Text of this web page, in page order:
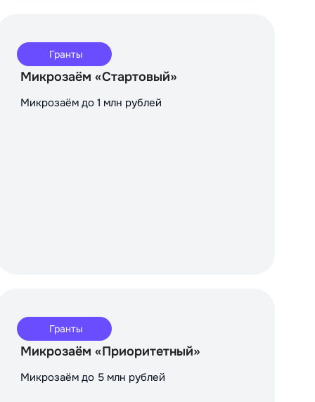
Гранты
Микрозаём «Стартовый»
Микрозаём до 1 млн рублей
Гранты
Микрозаём «Приоритетный»
Микрозаём до 5 млн рублей